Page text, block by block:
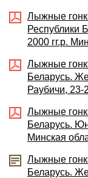
Лыжные
Республики
2000 гг.р.
Лыжные
Беларусь.
Раубичи, 23-
Лыжные
Беларусь.
Минская
Лыжные
Беларусь.